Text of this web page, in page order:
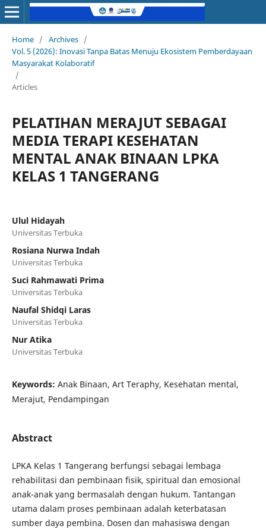
Home / Archives /
Vol. 5 (2026): Inovasi Tanpa Batas Menuju Ekosistem Pemberdayaan
Masyarakat Kolaboratif
/
Articles
PELATIHAN MERAJUT SEBAGAI
MEDIA TERAPI KESEHATAN
MENTAL ANAK BINAAN LPKA
KELAS 1 TANGERANG
Ulul Hidayah
Universitas Terbuka
Rosiana Nurwa Indah
Universitas Terbuka
Suci Rahmawati Prima
Universitas Terbuka
Naufal Shidqi Laras
Universitas Terbuka
Nur Atika
Universitas Terbuka
Keywords: Anak Binaan, Art Teraphy, Kesehatan mental,
Merajut, Pendampingan
Abstract
LPKA Kelas 1 Tangerang berfungsi sebagai lembaga
rehabilitasi dan pembinaan fisik, spiritual dan emosional
anak-anak yang bermasalah dengan hukum. Tantangan
utama dalam proses pembinaan adalah keterbatasan
sumber daya pembina. Dosen dan mahasiswa dengan